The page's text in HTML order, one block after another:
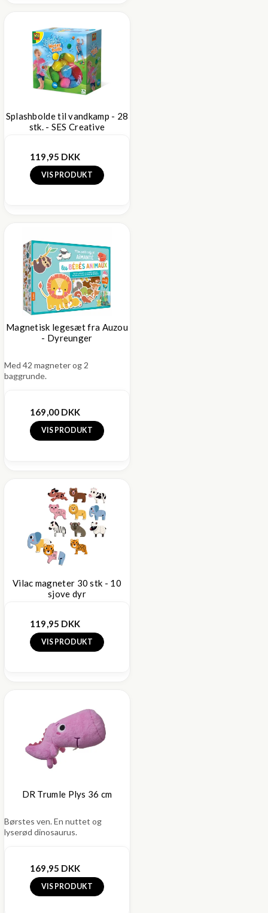
Splashbolde til vandkamp - 28
stk. - SES Creative
119,95 DKK
VIS PRODUKT
Magnetisk legesæt fra Auzou
- Dyreunger
Med 42 magneter og 2
baggrunde.
169,00 DKK
VIS PRODUKT
Vilac magneter 30 stk - 10
sjove dyr
119,95 DKK
VIS PRODUKT
DR Trumle Plys 36 cm
Børstes ven. En nuttet og
lyserød dinosaurus.
169,95 DKK
VIS PRODUKT